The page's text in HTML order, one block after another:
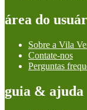
área do
Sobre a Vila
Contate-nos
Perguntas
guia & ajuda